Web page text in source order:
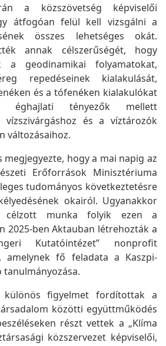
a közszövetség képviselői
átfogóan felül kell vizsgálni a
összes lehetséges okát.
annak célszerűségét, hogy
a geodinamikai folyamatokat,
repedéseinek kialakulását,
és a tófenéken kialakulókat
tényezők mellett
vízszivárgáshoz és a víztározók
változásaihoz.
hogy a mai napig az
Erőforrások Minisztériuma
tudományos következtetésre
okairól. Ugyanakkor
célzott munka folyik ezen a
2025-ben Aktauban létrehozták a
Kutatóintézet” nonprofit
amelynek fő feladata a Kaszpi-
figyelmet fordítottak a
közötti együttműködés
részt vettek a „Klíma
közszervezet képviselői,